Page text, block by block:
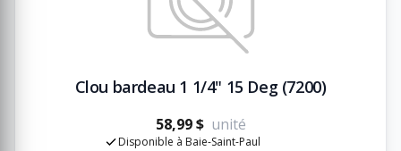
Clou bardeau 1 1/4" 15 Deg (7200)
58,99 $ unité
Disponible à Baie-Saint-Paul